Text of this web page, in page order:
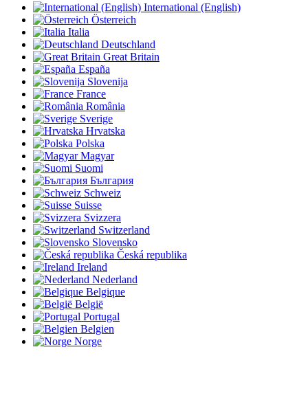
International (English)
Österreich
Italia
Deutschland
Great Britain
España
Slovenija
France
România
Sverige
Hrvatska
Polska
Magyar
Suomi
България
Schweiz
Suisse
Svizzera
Switzerland
Slovensko
Česká republika
Ireland
Nederland
Belgique
België
Portugal
Belgien
Norge